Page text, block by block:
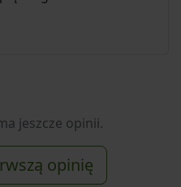
jeszcze opinii.
opinię